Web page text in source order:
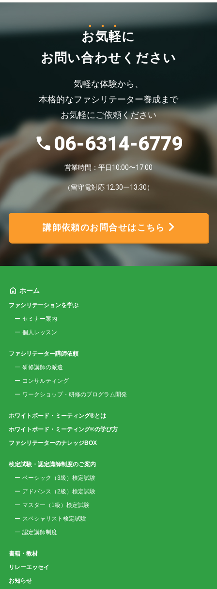
お気軽に
お問い合わせください
気軽な体験から、
本格的なファシリテーター養成まで
お気軽にご依頼ください
06-6314-6779
営業時間：平日10:00〜17:00
（留守電対応 12:30ー13:30）
講師依頼のお問合せはこちら
ホーム
ファシリテーションを学ぶ
セミナー案内
個人レッスン
ファシリテーター講師依頼
研修講師の派遣
コンサルティング
ワークショップ・研修のプログラム開発
ホワイトボード・ミーティング®とは
ホワイトボード・ミーティング®の学び方
ファシリテーターのナレッジBOX
検定試験・認定講師制度のご案内
ベーシック（3級）検定試験
アドバンス（2級）検定試験
マスター（1級）検定試験
スペシャリスト検定試験
認定講師制度
書籍・教材
リレーエッセイ
お知らせ